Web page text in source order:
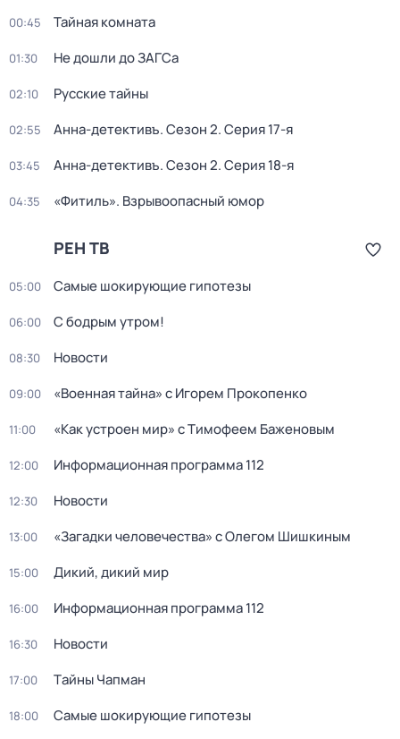
00:45 Тайная комната
01:30 Не дошли до ЗАГСа
02:10 Русские тайны
02:55 Анна-детективъ. Сезон 2. Серия 17-я
03:45 Анна-детективъ. Сезон 2. Серия 18-я
04:35 «Фитиль». Взрывоопасный юмор
РЕН ТВ
05:00 Самые шoкиpующие гипотезы
06:00 С бодрым утром!
08:30 Новости
09:00 «Военная тайна» с Игорем Прокопенко
11:00 «Как устроен мир» с Тимофеем Баженовым
12:00 Информационная программа 112
12:30 Новости
13:00 «Загадки человечества» с Олегом Шишкиным
15:00 Дикий, дикий мир
16:00 Информационная программа 112
16:30 Новости
17:00 Тaйны Чапман
18:00 Самые шoкиpующие гипотезы